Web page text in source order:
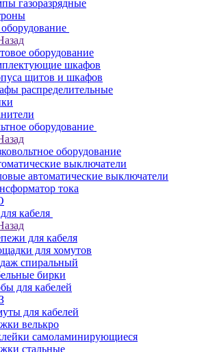
газоразрядные
оборудование
шкафов
щитов и шкафов
распределительные
оборудование
оборудование
выключатели
автоматические выключатели
тока
кабеля
для кабеля
для хомутов
спиральный
бирки
для кабелей
для кабелей
велькро
самоламинирующиеся
стальные